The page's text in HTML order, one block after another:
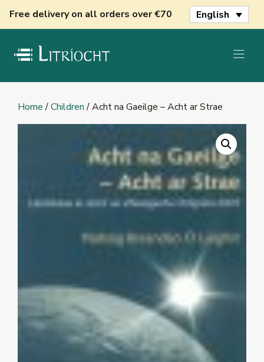
Free delivery on all orders over €70 English
Home/Children/ Acht na Gaeilge – Acht ar Strae